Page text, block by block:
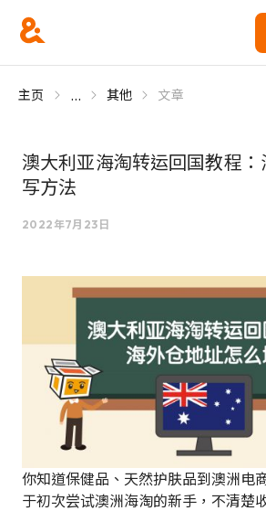
主页 ... 其他 文章
澳大利亚海淘转运回国教程
写方法
2022年7月23日
你知道保健品、天然护肤品到澳洲电
于初次尝试澳洲海淘的新手，不清楚